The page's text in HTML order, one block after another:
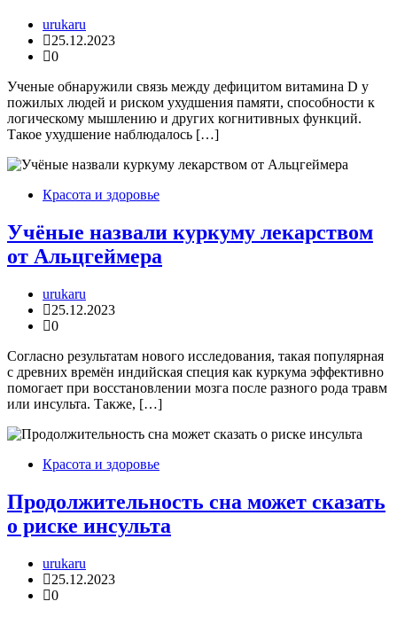
urukaru
25.12.2023
0
Ученые обнаружили связь между дефицитом витамина D у
пожилых людей и риском ухудшения памяти, способности к
логическому мышлению и других когнитивных функций.
Такое ухудшение наблюдалось […]
Красота и здоровье
Учёные назвали куркуму лекарством
от Альцгеймера
urukaru
25.12.2023
0
Согласно результатам нового исследования, такая популярная
с древних времён индийская специя как куркума эффективно
помогает при восстановлении мозга после разного рода травм
или инсульта. Также, […]
Красота и здоровье
Продолжительность сна может сказать
о риске инсульта
urukaru
25.12.2023
0